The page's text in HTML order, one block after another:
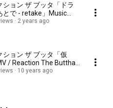
ション ザ ブッタ「ドラ
とで - retake」Music
2 years ago
ション ザ ブッタ「仮
/ Reaction The Buttha -
(Mask)10 years ago